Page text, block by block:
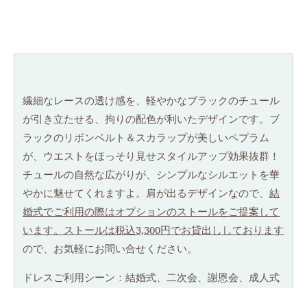
繊細なレースの透け感を、軽やかなブラックのチュール
が引き立たせる、拘りの配色が利いたデザインです。ブ
ラックのリボンベルト＆スカラップが美しいペプラム
が、ウエストをほっそり見せスタイルアップ効果抜群！
チュールの自然な広がりが、シンプルなシルエットを華
やかに魅せてくれますよ。肩が出るデザインなので、結
婚式でご利用の際はオプションのストールをご提案して
います。ストールは税込3,300円でお貸出ししております
ので、お気軽にお問い合せください。
ドレスご利用シーン：結婚式、二次会、謝恩会、成人式